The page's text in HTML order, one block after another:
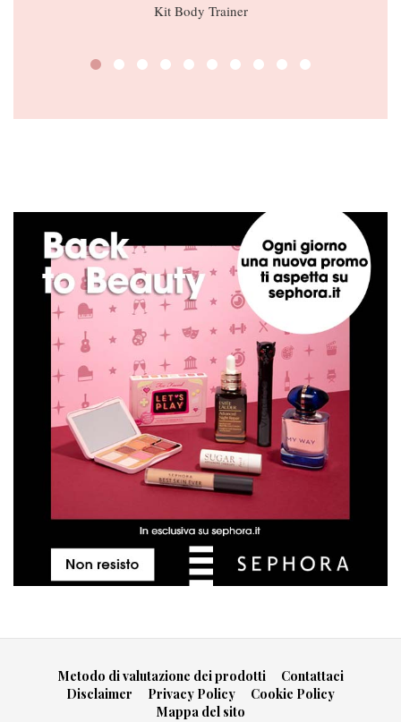
Kit Body Trainer
Metodo di valutazione dei prodotti
Contattaci
Disclaimer
Privacy Policy
Cookie Policy
Mappa del sito